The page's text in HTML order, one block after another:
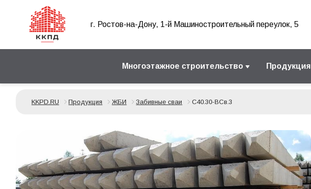
г. Ростов-на-Дону, 1-й Машиностроительный переулок, 5
Многоэтажное строительство Продукция
KKPD.RU Продукция ЖБИ Забивные сваи С40.30-ВСв.3